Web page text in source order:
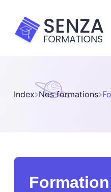
Index Nos formations